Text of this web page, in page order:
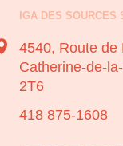
IGA DES SOURCES
4540, Route de
Catherine-de-
2T6
418 875-1608